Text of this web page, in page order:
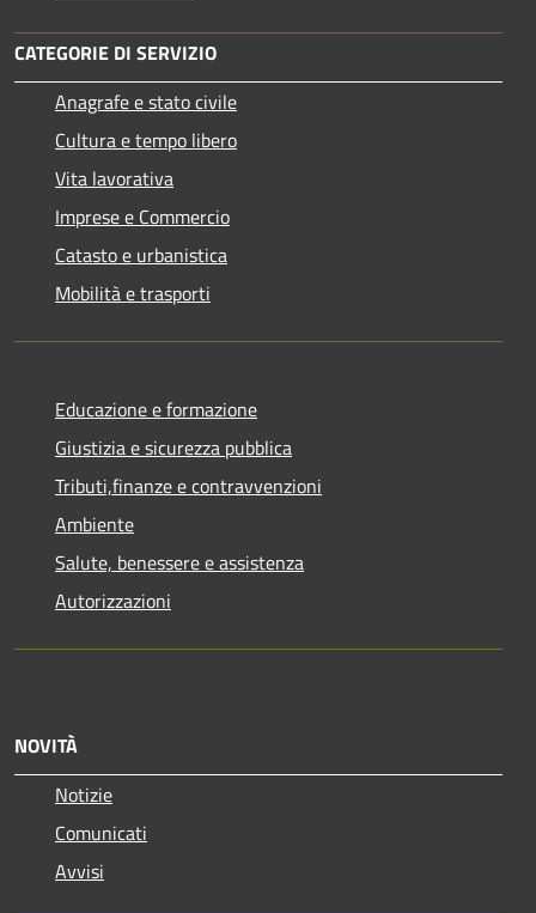
CATEGORIE DI SERVIZIO
Anagrafe e stato civile
Cultura e tempo libero
Vita lavorativa
Imprese e Commercio
Catasto e urbanistica
Mobilità e trasporti
Educazione e formazione
Giustizia e sicurezza pubblica
Tributi,finanze e contravvenzioni
Ambiente
Salute, benessere e assistenza
Autorizzazioni
NOVITÀ
Notizie
Comunicati
Avvisi